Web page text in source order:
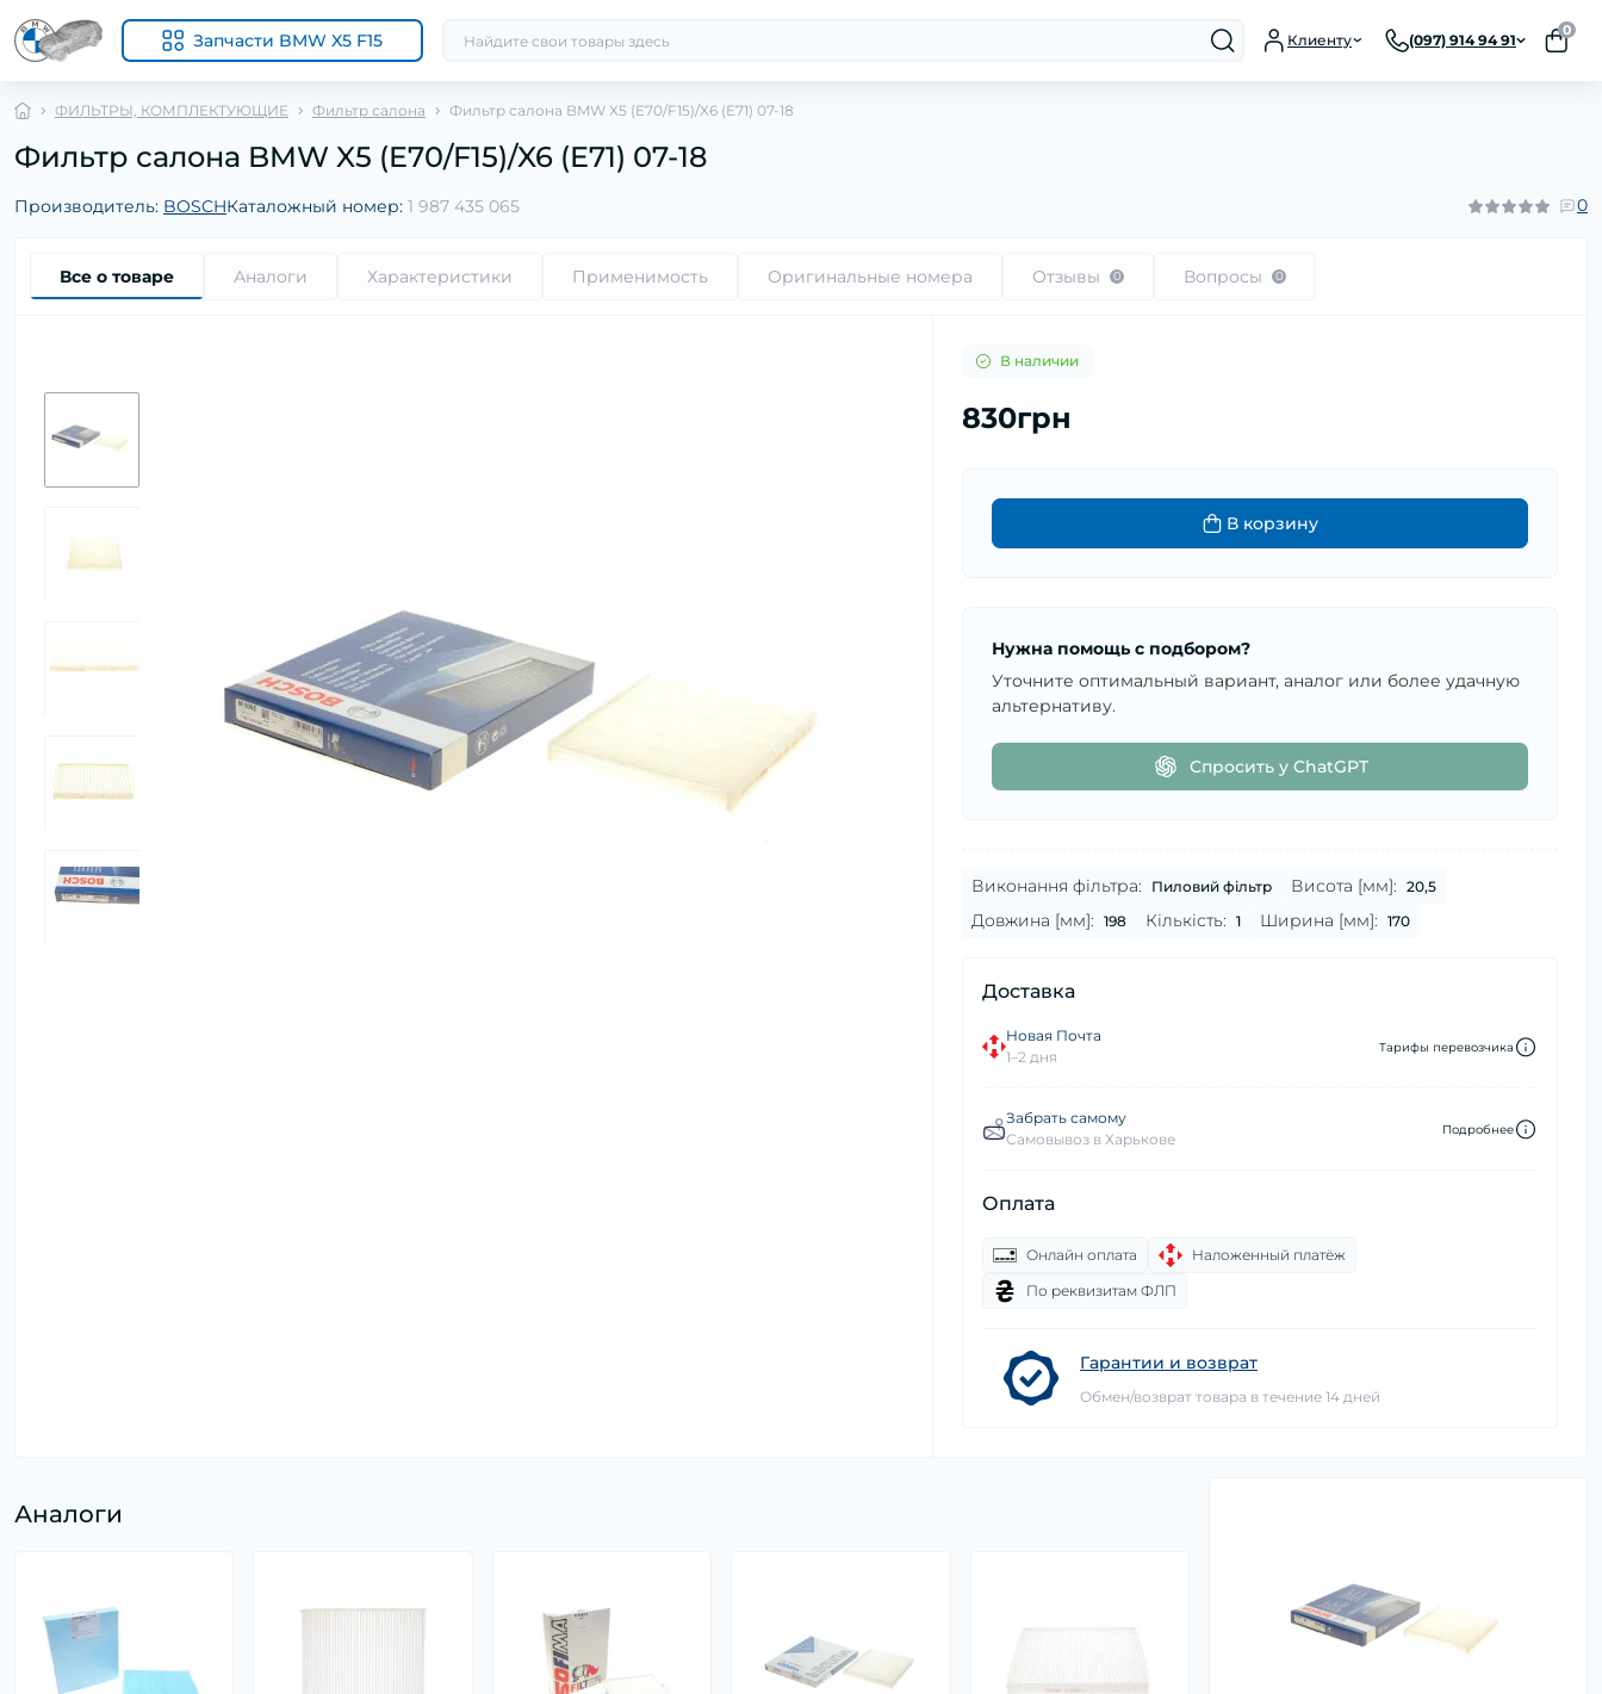
Запчасти BMW X5 F15 Клиенту (097) 914 94 91
0
ФИЛЬТРЫ, КОМПЛЕКТУЮЩИЕ Фильтр салона Фильтр салона BMW X5 (E70/F15)/X6 (E71) 07-18
Фильтр салона BMW X5 (E70/F15)/X6 (E71) 07-18
Производитель: BOSCHКаталожный номер: 1 987 435 065 0
Все о товаре Аналоги Характеристики Применимость Оригинальные номера Отзывы 0 Вопросы 0
В наличии
830грн
В корзину
Нужна помощь с подбором?
Уточните оптимальный вариант, аналог или более удачную
альтернативу.
Спросить у ChatGPT
Виконання фільтра: Пиловий фільтр Висота [мм]: 20,5
Довжина [мм]: 198 Кількість: 1 Ширина [мм]: 170
Доставка
Новая Почта
1–2 дня
Тарифы перевозчика
Забрать самому
Самовывоз в Харькове
Подробнее
Оплата
Онлайн оплата
Наложенный платёж
По реквизитам ФЛП
Гарантии и возврат
Обмен/возврат товара в течение 14 дней
Аналоги